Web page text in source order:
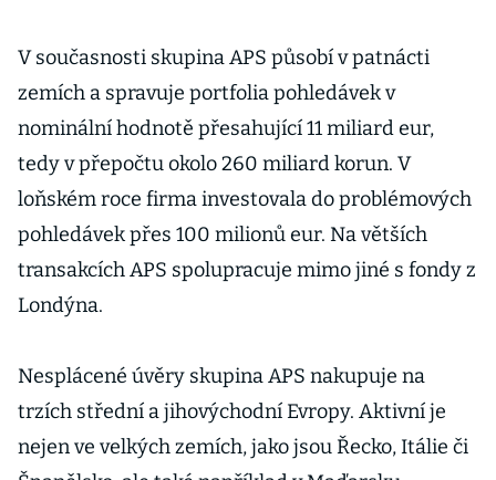
V současnosti skupina APS působí v patnácti
zemích a spravuje portfolia pohledávek v
nominální hodnotě přesahující 11 miliard eur,
tedy v přepočtu okolo 260 miliard korun. V
loňském roce firma investovala do problémových
pohledávek přes 100 milionů eur. Na větších
transakcích APS spolupracuje mimo jiné s fondy z
Londýna.
Nesplácené úvěry skupina APS nakupuje na
trzích střední a jihovýchodní Evropy. Aktivní je
nejen ve velkých zemích, jako jsou Řecko, Itálie či